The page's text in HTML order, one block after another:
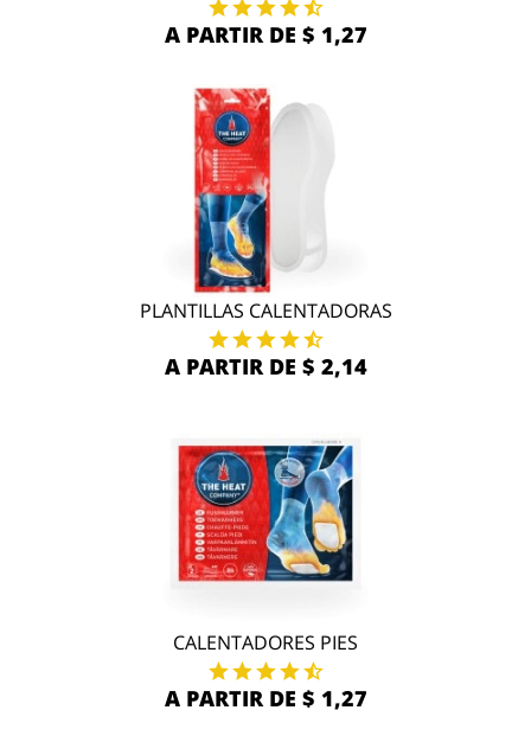
A PARTIR DE $ 1,27
PLANTILLAS CALENTADORAS
A PARTIR DE $ 2,14
CALENTADORES PIES
A PARTIR DE $ 1,27